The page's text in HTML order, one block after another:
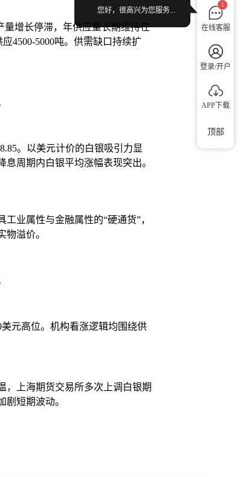
量增长停滞，年供应量长期维持在
4500-5000吨。供需缺口持续扩
。以美元计价的白银吸引力显
周期内白银平均涨幅表现突出。
业属性与金融属性的“硬通货”，
溢价。
元高位。机构看涨逻辑均围绕供
，上海期货交易所多次上调白银期
短期波动。
1
在线客服
登录/开户
APP下载
您好，很高兴为您服务...
顶部